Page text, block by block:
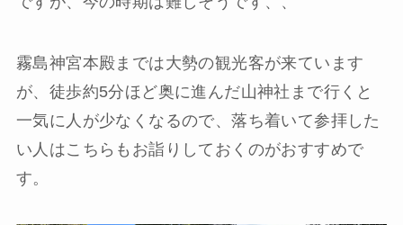
霧島神宮本殿までは大勢の観光客が来ています
が、徒歩約5分ほど奥に進んだ山神社まで行くと
一気に人が少なくなるので、落ち着いて参拝した
い人はこちらもお詣りしておくのがおすすめで
す。